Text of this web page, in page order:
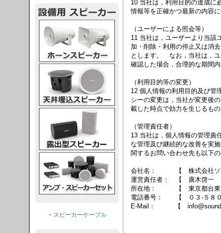
10 当社は，利用目的の達成に
情報等を正確かつ最新の内容
（ユーザーによる照会等）
11 当社は，ユーザーより当該
加・削除・利用の停止又は消
とします。 なお，当社は，
確認した場合，合理的な期間
（利用目的等の変更）
12 個人情報の利用目的及び管
シーの変更は，当社が変更後
載した時点で効力を生じるも
（管理責任者）
13 当社は，個人情報の管理責
な管理及び継続的な改善を実
関するお問い合わせ先も以下
会社名： 【 株式会社ソ
運営責任者： 【 廣木啓一
所在地： 【 東京都台東区
電話番号： 【 ０３-５８
E-Mail： 【
・ スピーカーケーブル